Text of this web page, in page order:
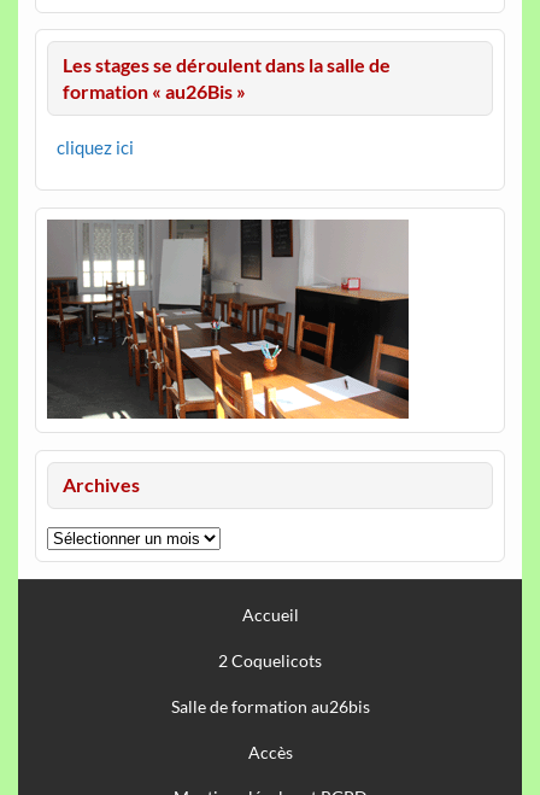
Les stages se déroulent dans la salle de
formation « au26Bis »
cliquez ici
Archives
Archives
Accueil
2 Coquelicots
Salle de formation au26bis
Accès